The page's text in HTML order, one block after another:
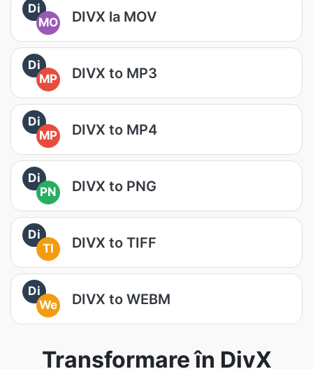
Di
MO
DIVX la MOV
Di
MP
DIVX to MP3
Di
MP
DIVX to MP4
Di
PN
DIVX to PNG
Di
TI
DIVX to TIFF
Di
We
DIVX to WEBM
Transformare în DivX